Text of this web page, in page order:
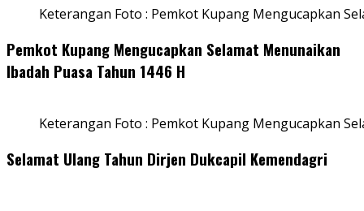
Keterangan Foto : Pemkot Kupang Mengucapkan
Pemkot Kupang Mengucapkan Selamat Menunaikan
Ibadah Puasa Tahun 1446 H
Keterangan Foto : Pemkot Kupang Mengucapkan
Selamat Ulang Tahun Dirjen Dukcapil Kemendagri